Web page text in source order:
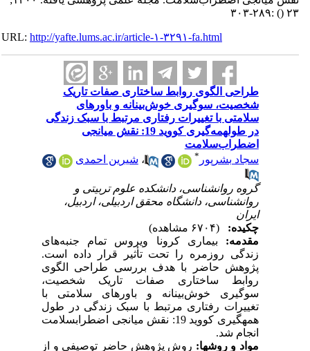
۲۳ () :۲۸۹-۳۰۳
URL:http://yafte.lums.ac.ir/article-۱-۳۲۹۱-fa.html
طراحی الگوی روابط ساختاری صفات تاریک
شخصیت، سوگیری خوش‌بینانه و باورهای
سلامتی با تغییرات رفتاری مرتبط با سبک زندگی
در طولهمه‌گیری کووید 19: نقش میانجی
اضطراب‌سلامت
سجاد بشرپور
،شیرین احمدی
گروه روانشناسی، دانشکده علوم تربیتی و
روانشناسی، دانشگاه محقق اردبیلی، اردبیل،
ایران
چکیده:
مقدمه:بیماری کرونا ویروس تمام جنبه‌های
زندگی روزمره را تحت تأثیر قرار داده است.
پژوهش حاضر با هدف بررسی طراحی الگوی
روابط ساختاری صفات تاریک شخصیت،
سوگیری خوش‌بینانه و باورهای سلامتی با
تغییرات رفتاری مرتبط با سبک زندگی در طول
همه­گیری کووید 19: نقش میانجی اضطراب­سلامت
انجام شد.
مواد و روش­ها:روش پژوهش حاضر توصیفی و از